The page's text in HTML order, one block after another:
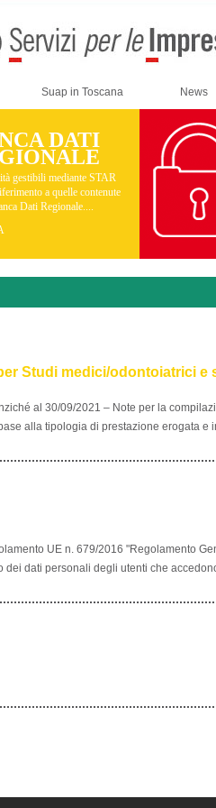
Suap in Toscana News
DATI
gestibili mediante STAR
a quelle contenute
Dati Regionale....
Studi medici/odontoiatrici
al 30/09/2021 – Note per la
alla tipologia di prestazione erogata e
UE n. 679/2016 "Regolamento
dati personali degli utenti che